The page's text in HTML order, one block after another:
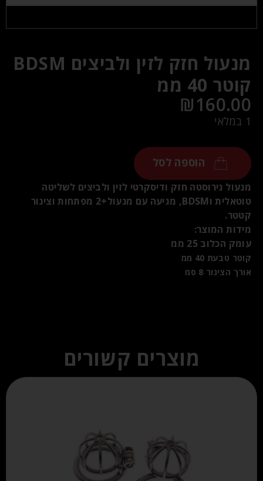
מנעול חזק לזין ולביצים BDSM
קוטר 40 ממ
₪160.00
1 במלאי
הוספה לסל
מנעול נירוסטה חזק ודיסקרטי לזין ולביצים לשליטה
טוטאלית וBDSM, מגיעה עם מנעול+2 מפתחות וצינור
קטטר.
מידות המוצר:
עומק הכלוב 25 ממ
קוטר טבעת 40 ממ
אורך הצינור 8 סמ
מוצרים קשורים